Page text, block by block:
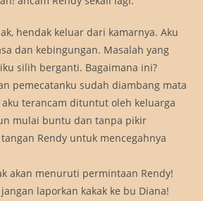
hendak keluar dari kamarnya. Aku
dan kebingungan. Masalah yang
silih berganti. Bagaimana ini?
pemecatanku sudah diambang mata
terancam dituntut oleh keluarga
mulai buntu dan tanpa pikir
Rendy untuk mencegahnya
akan menuruti permintaan Rendy!
laporkan kakak ke bu Diana!